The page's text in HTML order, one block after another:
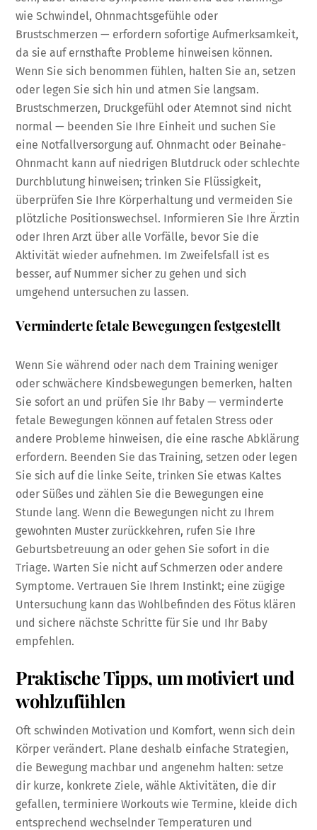
wie Schwindel, Ohnmachtsgefühle oder
Brustschmerzen — erfordern sofortige Aufmerksamkeit,
da sie auf ernsthafte Probleme hinweisen können.
Wenn Sie sich benommen fühlen, halten Sie an, setzen
oder legen Sie sich hin und atmen Sie langsam.
Brustschmerzen, Druckgefühl oder Atemnot sind nicht
normal — beenden Sie Ihre Einheit und suchen Sie
eine Notfallversorgung auf. Ohnmacht oder Beinahe-
Ohnmacht kann auf niedrigen Blutdruck oder schlechte
Durchblutung hinweisen; trinken Sie Flüssigkeit,
überprüfen Sie Ihre Körperhaltung und vermeiden Sie
plötzliche Positionswechsel. Informieren Sie Ihre Ärztin
oder Ihren Arzt über alle Vorfälle, bevor Sie die
Aktivität wieder aufnehmen. Im Zweifelsfall ist es
besser, auf Nummer sicher zu gehen und sich
umgehend untersuchen zu lassen.
Verminderte fetale Bewegungen festgestellt
Wenn Sie während oder nach dem Training weniger
oder schwächere Kindsbewegungen bemerken, halten
Sie sofort an und prüfen Sie Ihr Baby — verminderte
fetale Bewegungen können auf fetalen Stress oder
andere Probleme hinweisen, die eine rasche Abklärung
erfordern. Beenden Sie das Training, setzen oder legen
Sie sich auf die linke Seite, trinken Sie etwas Kaltes
oder Süßes und zählen Sie die Bewegungen eine
Stunde lang. Wenn die Bewegungen nicht zu Ihrem
gewohnten Muster zurückkehren, rufen Sie Ihre
Geburtsbetreuung an oder gehen Sie sofort in die
Triage. Warten Sie nicht auf Schmerzen oder andere
Symptome. Vertrauen Sie Ihrem Instinkt; eine zügige
Untersuchung kann das Wohlbefinden des Fötus klären
und sichere nächste Schritte für Sie und Ihr Baby
empfehlen.
Praktische Tipps, um motiviert und
wohlzufühlen
Oft schwinden Motivation und Komfort, wenn sich dein
Körper verändert. Plane deshalb einfache Strategien,
die Bewegung machbar und angenehm halten: setze
dir kurze, konkrete Ziele, wähle Aktivitäten, die dir
gefallen, terminiere Workouts wie Termine, kleide dich
entsprechend wechselnder Temperaturen und